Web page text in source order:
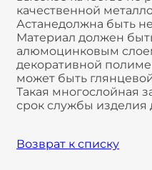
качественной
Астанедолжна быть
Материал должен
алюмоцинковым
декоративной
может быть
Такая многослойная
срок службы изделия
Возврат к списку